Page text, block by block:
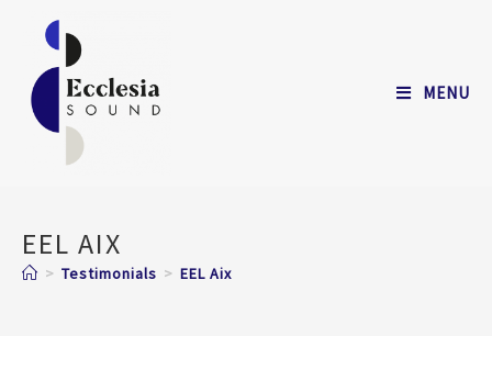
MENU
EEL AIX
> Testimonials > EEL Aix